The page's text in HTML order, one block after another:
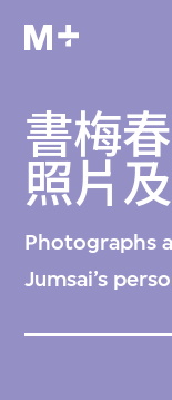
書梅
照片
Photographs
Jumsai’s